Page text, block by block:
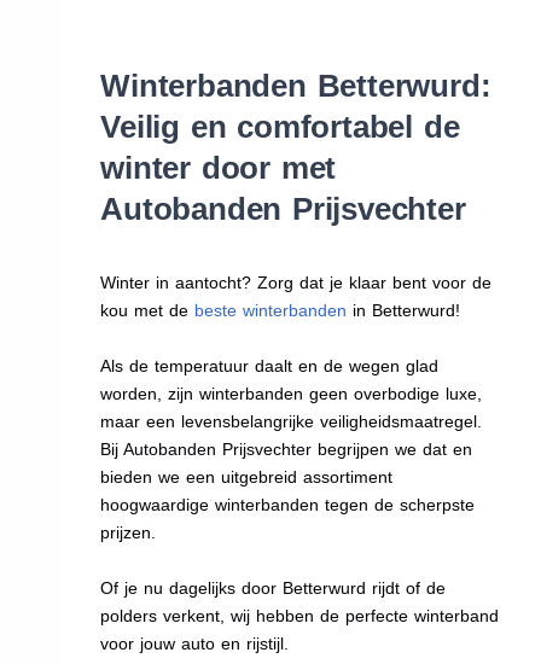
Winterbanden Betterwurd:
Veilig en comfortabel de
winter door met
Autobanden Prijsvechter
Winter in aantocht? Zorg dat je klaar bent voor de
kou met de beste winterbanden in Betterwurd!
Als de temperatuur daalt en de wegen glad
worden, zijn winterbanden geen overbodige luxe,
maar een levensbelangrijke veiligheidsmaatregel.
Bij Autobanden Prijsvechter begrijpen we dat en
bieden we een uitgebreid assortiment
hoogwaardige winterbanden tegen de scherpste
prijzen.
Of je nu dagelijks door Betterwurd rijdt of de
polders verkent, wij hebben de perfecte winterband
voor jouw auto en rijstijl.